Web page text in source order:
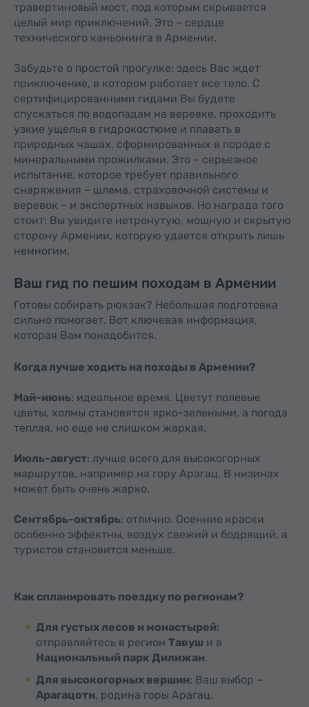
травертиновый мост, под которым скрывается
целый мир приключений. Это – сердце
технического каньонинга в Армении.
Забудьте о простой прогулке: здесь Вас ждет
приключение, в котором работает все тело. С
сертифицированными гидами Вы будете
спускаться по водопадам на веревке, проходить
узкие ущелья в гидрокостюме и плавать в
природных чашах, сформированных в породе с
минеральными прожилками. Это – серьезное
испытание, которое требует правильного
снаряжения – шлема, страховочной системы и
веревок – и экспертных навыков. Но награда того
стоит: Вы увидите нетронутую, мощную и скрытую
сторону Армении, которую удается открыть лишь
немногим.
Ваш гид по пешим походам в Армении
Готовы собирать рюкзак? Небольшая подготовка
сильно помогает. Вот ключевая информация,
которая Вам понадобится.
Когда лучше ходить на походы в Армении?
Май-июнь: идеальное время. Цветут полевые
цветы, холмы становятся ярко-зелеными, а погода
теплая, но еще не слишком жаркая.
Июль-август: лучше всего для высокогорных
маршрутов, например на гору Арагац. В низинах
может быть очень жарко.
Сентябрь-октябрь: отлично. Осенние краски
особенно эффектны, воздух свежий и бодрящий, а
туристов становится меньше.
Как спланировать поездку по регионам?
Для густых лесов и монастырей:
отправляйтесь в регион Тавуш и в
Национальный парк Дилижан.
Для высокогорных вершин: Ваш выбор –
Арагацотн, родина горы Арагац.